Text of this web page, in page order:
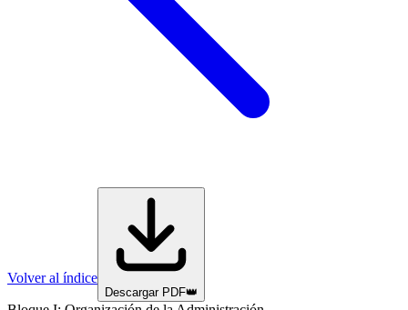
Volver al índice
Descargar PDF👑